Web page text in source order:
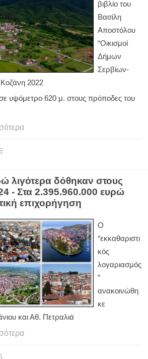
βιβλίο του
Βασίλη
Αποστόλου
“Οικισμοί
Δήμων
Σερβίων-
2022
σε υψόμετρο 620 μ. στους πρόποδες του
λιγότερα δόθηκαν στους
- Στα 2.395.960.000 ευρώ
επιχορήγηση
Ο
“εκκαθαριστι
κός
λογαριασμός
”
ανακοινώθη
κε
και Αθ. Πετραλιά